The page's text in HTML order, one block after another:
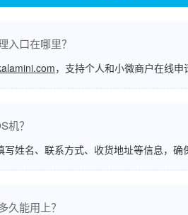
入口在哪里？
，支持个人和小微商户在线申
机？
姓名、联系方式、收货地址等信息，确
久能用上？